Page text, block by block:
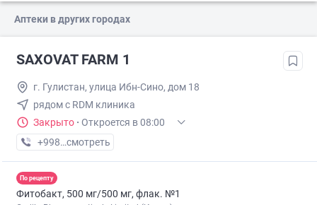
Аптеки в других городах
SAXOVAT FARM 1
г. Гулистан, улица Ибн-Сино, дом 18
рядом с RDM клиника
Закрыто · Откроется в 08:00
+998 (97) XXX-XX-XX
смотреть
По рецепту
Фитобакт, 500 мг/500 мг, флак. №1